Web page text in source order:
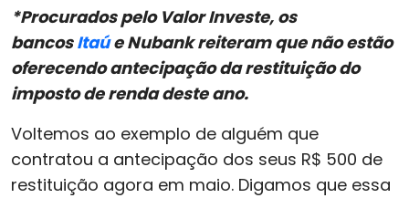
*Procurados pelo Valor Investe, os
bancosItaúe Nubank reiteram que não estão
oferecendo antecipação da restituição do
imposto de renda deste ano.
Voltemos ao exemplo de alguém que
contratou a antecipação dos seus R$ 500 de
restituição agora em maio. Digamos que essa